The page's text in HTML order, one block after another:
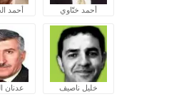
أحمد ختّاوي أحمد
خليل ناصيف عدنان